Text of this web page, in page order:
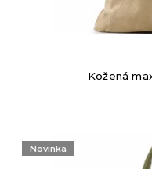
Kožená
Novinka